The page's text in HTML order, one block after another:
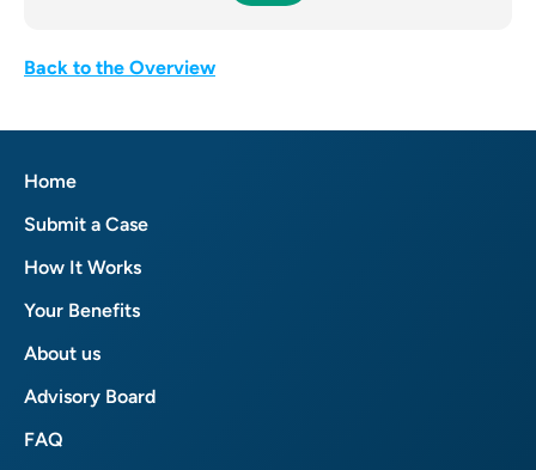
Back to the Overview
Home
Submit a Case
How It Works
Your Benefits
About us
Advisory Board
FAQ